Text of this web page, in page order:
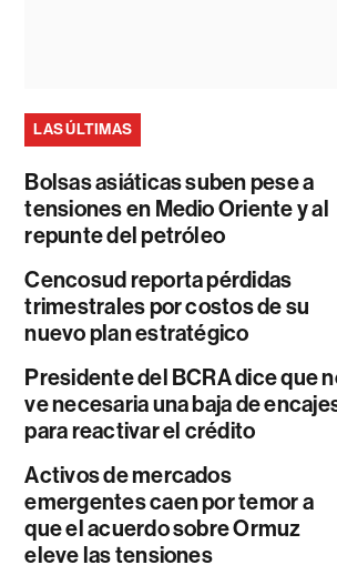
LAS ÚLTIMAS
Bolsas asiáticas suben pese a
tensiones en Medio Oriente y al
repunte del petróleo
Cencosud reporta pérdidas
trimestrales por costos de su
nuevo plan estratégico
Presidente del BCRA dice que
ve necesaria una baja de
para reactivar el crédito
Activos de mercados
emergentes caen por temor a
que el acuerdo sobre Ormuz
eleve las tensiones